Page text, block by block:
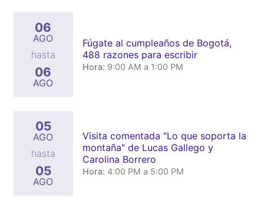
06
AGO
hasta
06
AGO
Fúgate al cumpleaños de Bogotá,
488 razones para escribir
Hora: 9:00 AM a 1:00 PM
05
AGO
hasta
05
AGO
Visita comentada "Lo que soporta la
montaña" de Lucas Gallego y
Carolina Borrero
Hora: 4:00 PM a 5:00 PM